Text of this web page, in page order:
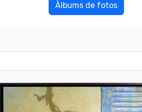
Àlbums de fotos